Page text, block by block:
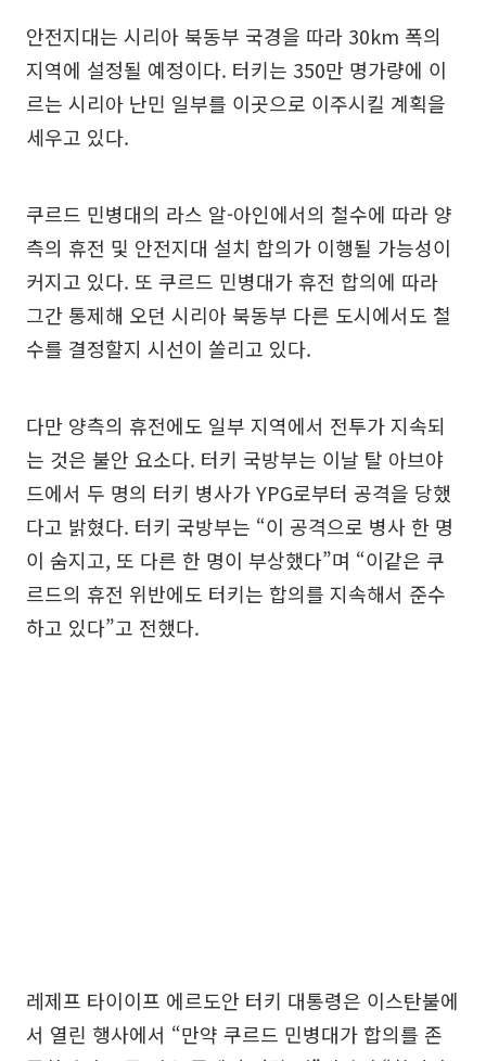
안전지대는 시리아 북동부 국경을 따라 30km 폭의
지역에 설정될 예정이다. 터키는 350만 명가량에 이
르는 시리아 난민 일부를 이곳으로 이주시킬 계획을
세우고 있다.
쿠르드 민병대의 라스 알-아인에서의 철수에 따라 양
측의 휴전 및 안전지대 설치 합의가 이행될 가능성이
커지고 있다. 또 쿠르드 민병대가 휴전 합의에 따라
그간 통제해 오던 시리아 북동부 다른 도시에서도 철
수를 결정할지 시선이 쏠리고 있다.
다만 양측의 휴전에도 일부 지역에서 전투가 지속되
는 것은 불안 요소다. 터키 국방부는 이날 탈 아브야
드에서 두 명의 터키 병사가 YPG로부터 공격을 당했
다고 밝혔다. 터키 국방부는 “이 공격으로 병사 한 명
이 숨지고, 또 다른 한 명이 부상했다”며 “이같은 쿠
르드의 휴전 위반에도 터키는 합의를 지속해서 준수
하고 있다”고 전했다.
레제프 타이이프 에르도안 터키 대통령은 이스탄불에
서 열린 행사에서 “만약 쿠르드 민병대가 합의를 존